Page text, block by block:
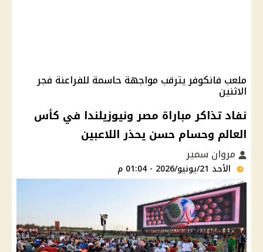
ملعب فانكوفر يترقب مواجهة حاسمة للفراعنة فجر
الاثنين
نفاد تذاكر مباراة مصر ونيوزيلندا في كأس
العالم وحسام حسن يحذر اللاعبين
مروان سمير
الأحد 21/يونيو/2026 - 01:04 م